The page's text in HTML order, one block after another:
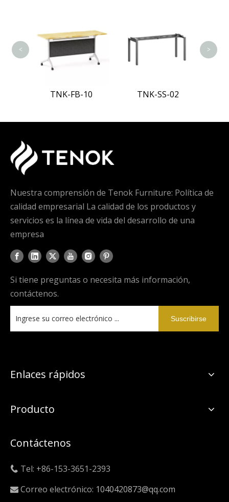
TNK-FB-10 TNK-SS-02
< >
Nuestra comprensión de Tenok Furniture: Política de
calidad empresarial La calidad de los productos y
servicios es la línea de vida del desarrollo de una
empresa
Si tiene preguntas o necesita más información,
contáctenos.
Suscribirse
Enlaces rápidos
Producto
Contáctenos
 Tel: +86-153-3651-2393
 Correo electrónico: 1040420873@qq.com